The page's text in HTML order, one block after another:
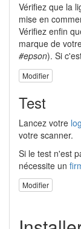
Vérifiez que la
mise en
Vérifiez enfin
marque de
#epson). Si
Modifier
Test
Lancez votre
votre scanner.
Si le test n'est
nécessite un
Modifier